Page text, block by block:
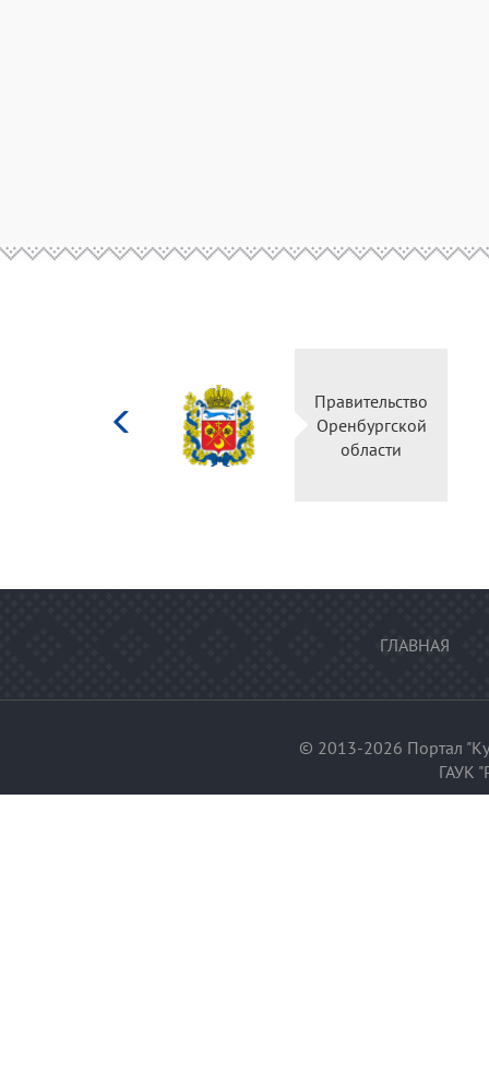
Правительство
Оренбургской
области
ГЛАВНАЯ
© 2013-2026 Портал
ГАУК